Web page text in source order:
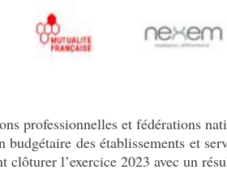
professionnelles et fédérations
des établissements et
clôturer l’exercice 2023 avec un